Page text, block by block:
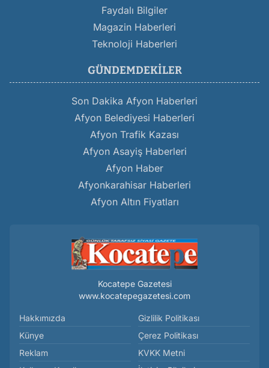
Faydalı Bilgiler
Magazin Haberleri
Teknoloji Haberleri
GÜNDEMDEKILER
Son Dakika Afyon Haberleri
Afyon Belediyesi Haberleri
Afyon Trafik Kazası
Afyon Asayiş Haberleri
Afyon Haber
Afyonkarahisar Haberleri
Afyon Altın Fiyatları
Kocatepe Gazetesi
www.kocatepegazetesi.com
Hakkımızda
Künye
Reklam
Gizlilik Politikası
Çerez Politikası
KVKK Metni